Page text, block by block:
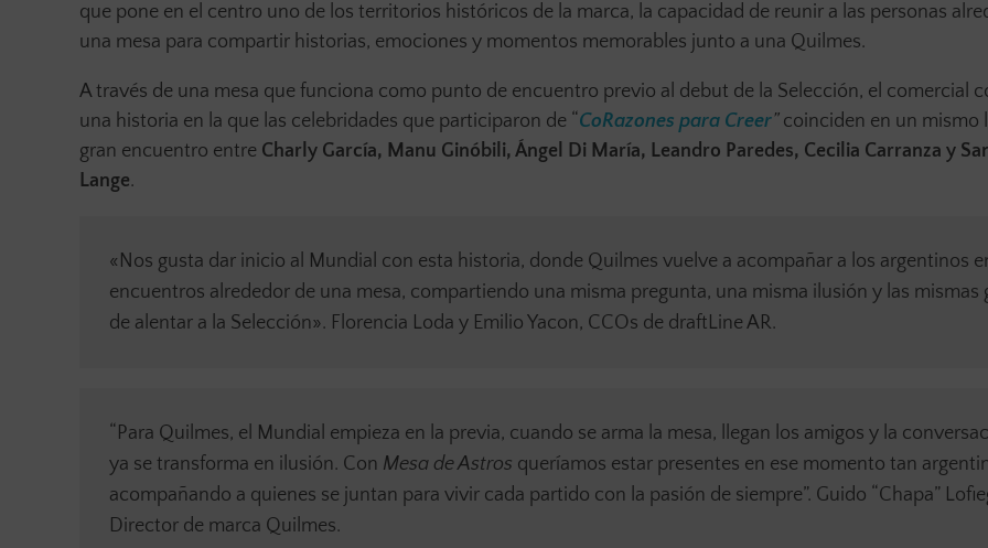
que pone en el centro uno de los territorios históricos de la marca, la capacidad de reunir a las personas
una mesa para compartir historias, emociones y momentos memorables junto a una Quilmes.
A través de una mesa que funciona como punto de encuentro previo al debut de la Selección, el comercial
una historia en la que las celebridades que participaron de “CoRazones para Creer”coinciden en un mismo
gran encuentro entre Charly García, Manu Ginóbili, Ángel Di María, Leandro Paredes, Cecilia Carranza y
Lange.
«Nos gusta dar inicio al Mundial con esta historia, donde Quilmes vuelve a acompañar a los argentinos
encuentros alrededor de una mesa, compartiendo una misma pregunta, una misma ilusión y las mismas
de alentar a la Selección». Florencia Loda y Emilio Yacon, CCOs de draftLine AR.
“Para Quilmes, el Mundial empieza en la previa, cuando se arma la mesa, llegan los amigos y la
ya se transforma en ilusión. Con Mesa de Astros queríamos estar presentes en ese momento tan
acompañando a quienes se juntan para vivir cada partido con la pasión de siempre”. Guido “Chapa”
Director de marca Quilmes.